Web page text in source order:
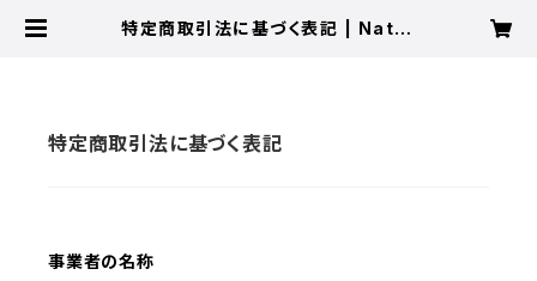
特定商取引法に基づく表記 | Natur
特定商取引法に基づく表記
事業者の名称